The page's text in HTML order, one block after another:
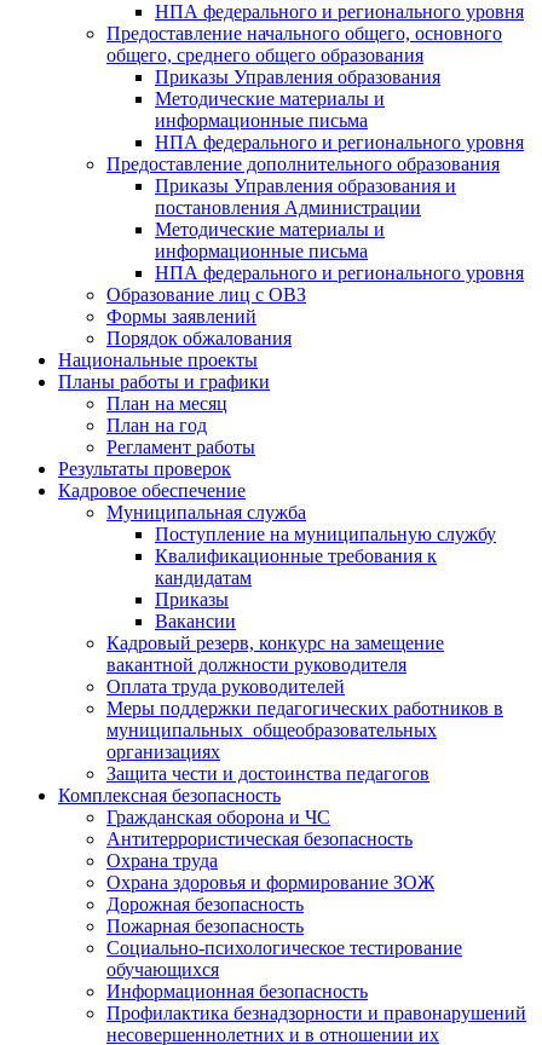
НПА федерального и регионального уровня
Предоставление начального общего, основного
общего, среднего общего образования
Приказы Управления образования
Методические материалы и
информационные письма
НПА федерального и регионального уровня
Предоставление дополнительного образования
Приказы Управления образования и
постановления Администрации
Методические материалы и
информационные письма
НПА федерального и регионального уровня
Образование лиц с ОВЗ
Формы заявлений
Порядок обжалования
Национальные проекты
Планы работы и графики
План на месяц
План на год
Регламент работы
Результаты проверок
Кадровое обеспечение
Муниципальная служба
Поступление на муниципальную службу
Квалификационные требования к
кандидатам
Приказы
Вакансии
Кадровый резерв, конкурс на замещение
вакантной должности руководителя
Оплата труда руководителей
Меры поддержки педагогических работников в
муниципальных общеобразовательных
организациях
Защита чести и достоинства педагогов
Комплексная безопасность
Гражданская оборона и ЧС
Антитеррористическая безопасность
Охрана труда
Охрана здоровья и формирование ЗОЖ
Дорожная безопасность
Пожарная безопасность
Социально-психологическое тестирование
обучающихся
Информационная безопасность
Профилактика безнадзорности и правонарушений
несовершеннолетних и в отношении их